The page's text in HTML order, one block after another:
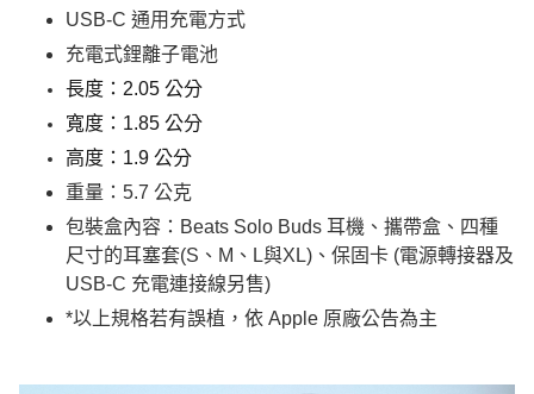
USB-C 通用充電方式
充電式鋰離子電池
長度：2.05 公分
寬度：1.85 公分
高度：1.9 公分
重量：5.7 公克
包裝盒內容：Beats Solo Buds 耳機、攜帶盒、四種
尺寸的耳塞套(S、M、L與XL)、保固卡 (電源轉接器及
USB-C 充電連接線另售)
*以上規格若有誤植，依 Apple 原廠公告為主